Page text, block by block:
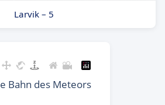
Larvik – 5